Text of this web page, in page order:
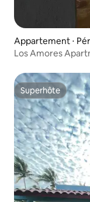
Appartement ⋅
Los Amores
Superhôte
Superhôte